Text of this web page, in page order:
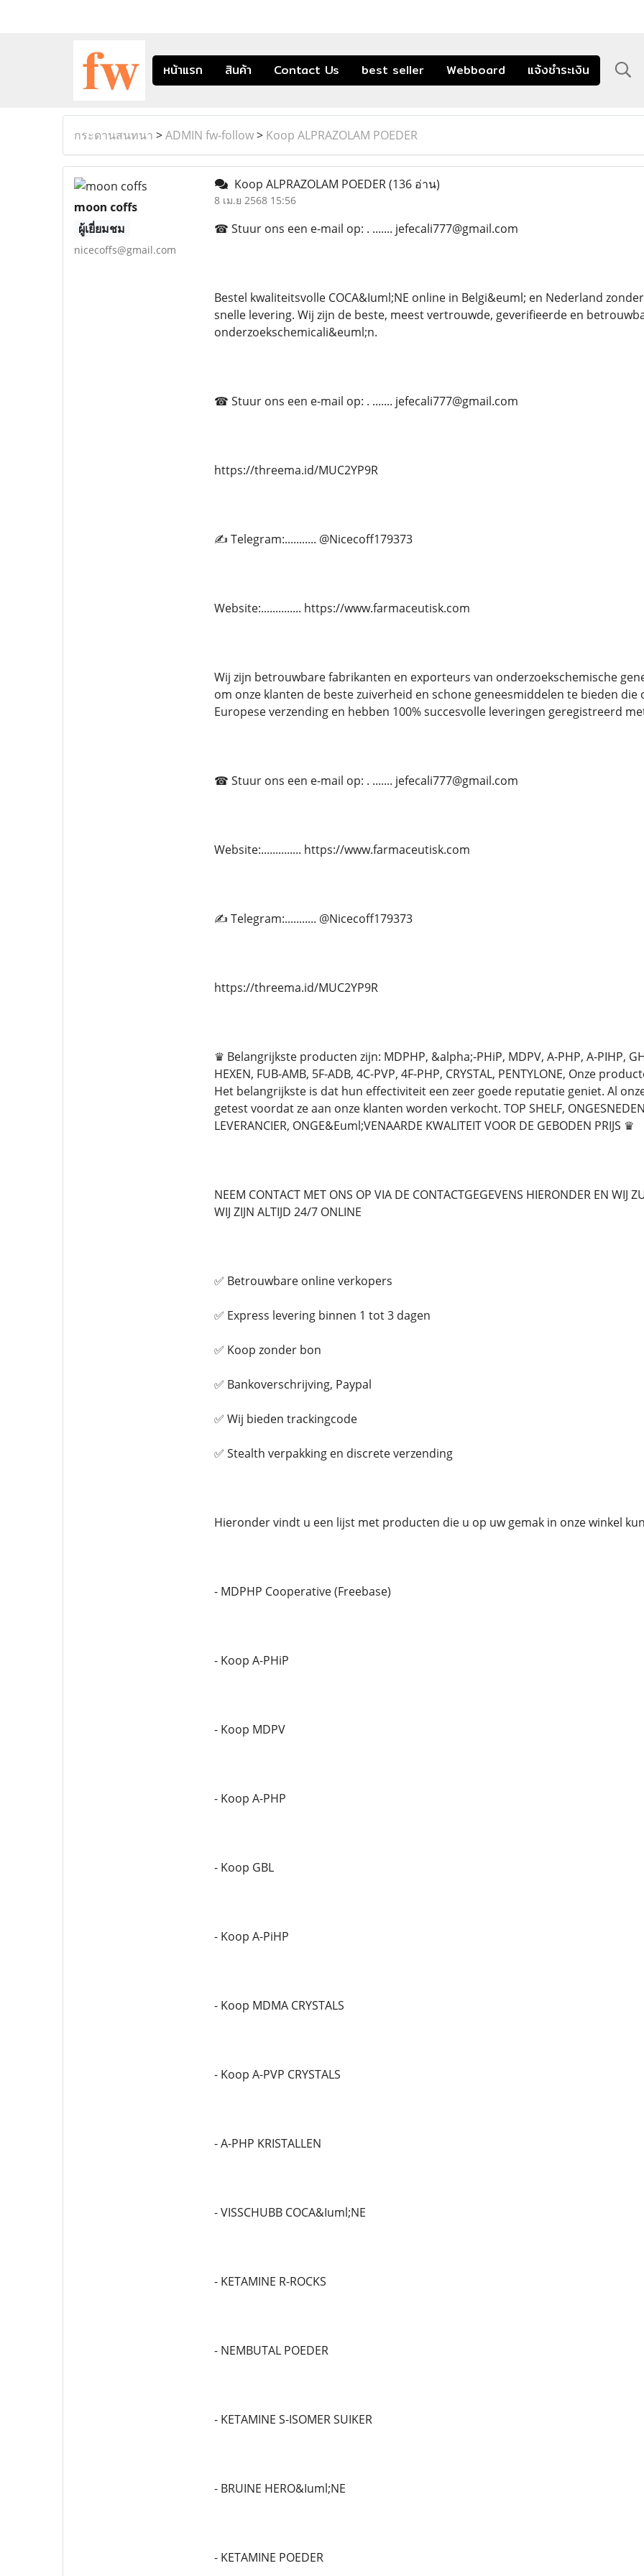
หน้าแรก สินค้า Contact Us best seller Webboard แจ้งชำระเงิน
กระดานสนทนา >ADMIN fw-follow> Koop ALPRAZOLAM POEDER
moon coffs
ผู้เยี่ยมชม
nicecoffs@gmail.com
Koop ALPRAZOLAM POEDER(136 อ่าน)
8 เม.ย 2568 15:56
☎ Stuur ons een e-mail op: . ....... jefecali777@gmail.com
Bestel kwaliteitsvolle COCA&Iuml;NE online in Belgi&euml; en Nederland
snelle levering. Wij zijn de beste, meest vertrouwde, geverifieerde en
onderzoekschemicali&euml;n.
☎ Stuur ons een e-mail op: . ....... jefecali777@gmail.com
https://threema.id/MUC2YP9R
✍ Telegram:........... @Nicecoff179373
Website:.............. https://www.farmaceutisk.com
Wij zijn betrouwbare fabrikanten en exporteurs van onderzoekschemische
om onze klanten de beste zuiverheid en schone geneesmiddelen te bieden die
Europese verzending en hebben 100% succesvolle leveringen geregistreerd
☎ Stuur ons een e-mail op: . ....... jefecali777@gmail.com
Website:.............. https://www.farmaceutisk.com
✍ Telegram:........... @Nicecoff179373
https://threema.id/MUC2YP9R
♛ Belangrijkste producten zijn: MDPHP, &alpha;-PHiP, MDPV, A-PHP, A-PIHP,
HEXEN, FUB-AMB, 5F-ADB, 4C-PVP, 4F-PHP, CRYSTAL, PENTYLONE, Onze
Het belangrijkste is dat hun effectiviteit een zeer goede reputatie geniet. Al
getest voordat ze aan onze klanten worden verkocht. TOP SHELF, ONGESNEDEN,
LEVERANCIER, ONGE&Euml;VENAARDE KWALITEIT VOOR DE GEBODEN PRIJS ♛
NEEM CONTACT MET ONS OP VIA DE CONTACTGEGEVENS HIERONDER EN WIJ
WIJ ZIJN ALTIJD 24/7 ONLINE
✅ Betrouwbare online verkopers
✅ Express levering binnen 1 tot 3 dagen
✅ Koop zonder bon
✅ Bankoverschrijving, Paypal
✅ Wij bieden trackingcode
✅ Stealth verpakking en discrete verzending
Hieronder vindt u een lijst met producten die u op uw gemak in onze winkel
- MDPHP Cooperative (Freebase)
- Koop A-PHiP
- Koop MDPV
- Koop A-PHP
- Koop GBL
- Koop A-PiHP
- Koop MDMA CRYSTALS
- Koop A-PVP CRYSTALS
- A-PHP KRISTALLEN
- VISSCHUBB COCA&Iuml;NE
- KETAMINE R-ROCKS
- NEMBUTAL POEDER
- KETAMINE S-ISOMER SUIKER
- BRUINE HERO&Iuml;NE
- KETAMINE POEDER